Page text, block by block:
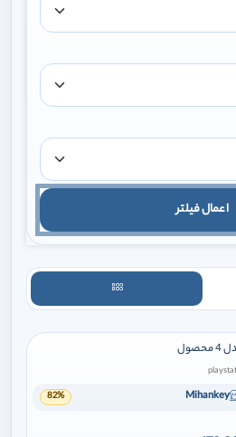
اعمال فیلتر
محصول
Mihankey
82%